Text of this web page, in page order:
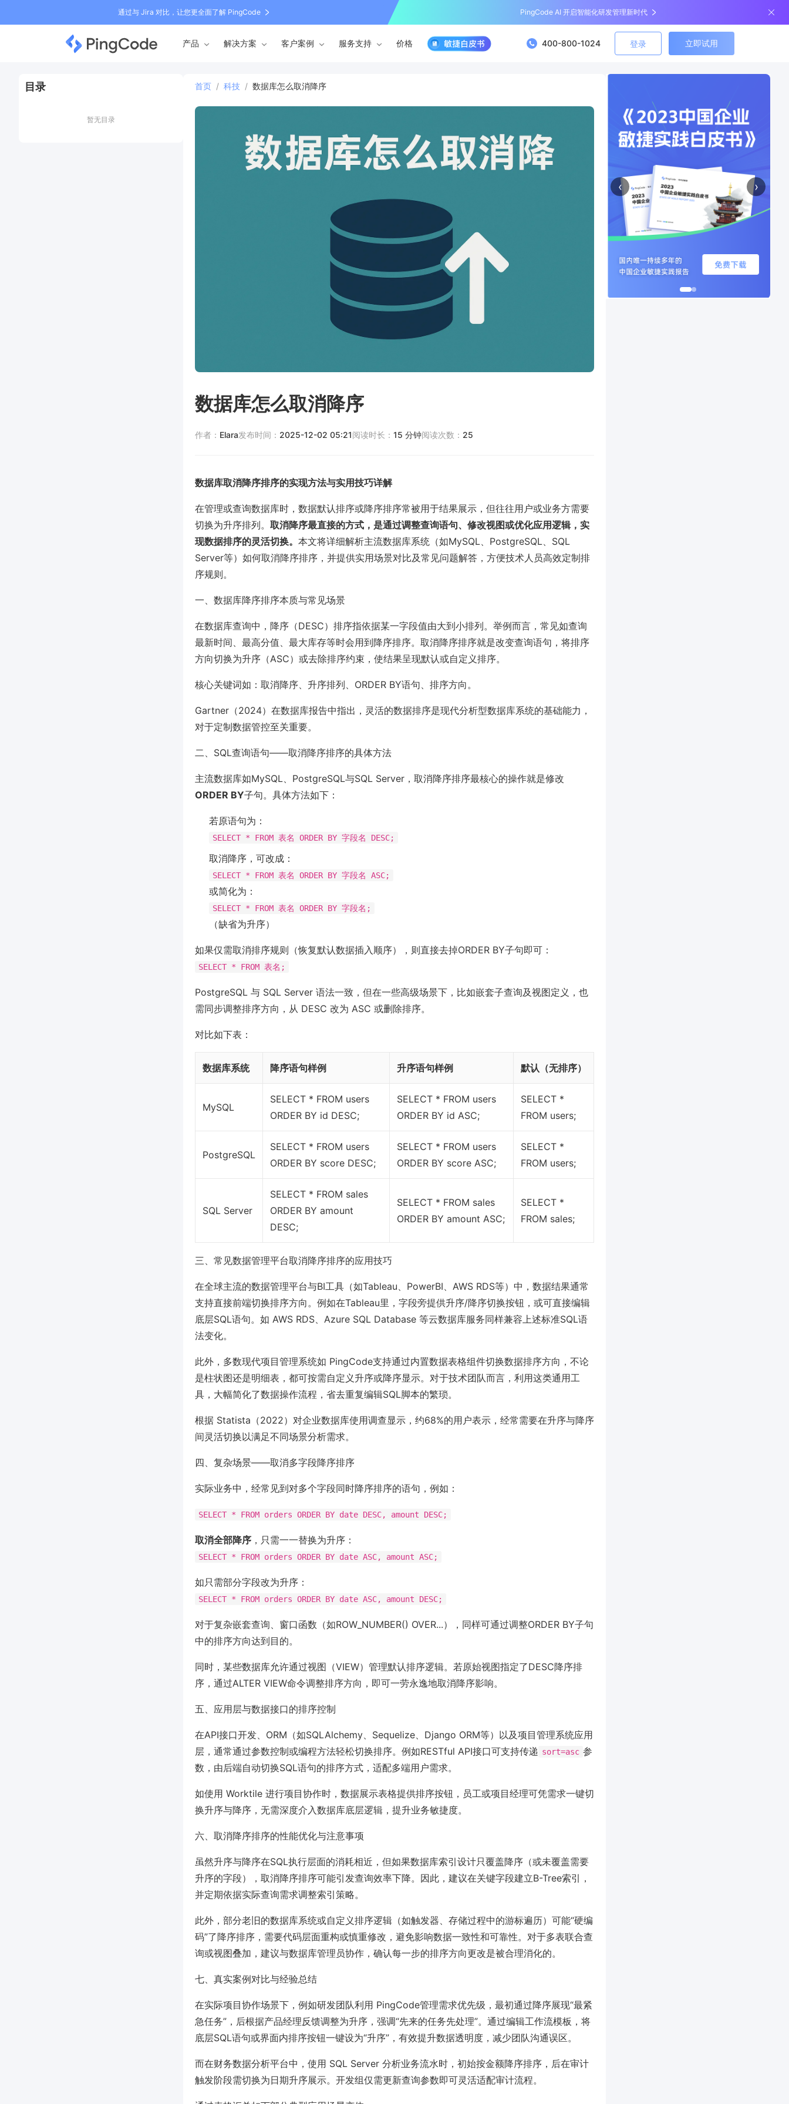
通过与 Jira 对比，让您更全面了解 PingCode PingCode AI 开启智能化研发管理新时代
产品 解决方案 客户案例 服务支持 价格 400-800-1024 登录 立即试用
目录
暂无目录
首页 / 科技 / 数据库怎么取消降序
数据库怎么取消降序
作者： Elara发布时间： 2025-12-02 05:21阅读时长： 15 分钟阅读次数： 25
数据库取消降序排序的实现方法与实用技巧详解
在管理或查询数据库时，数据默认排序或降序排序常被用于结果展示，但往往用户或业务方需要
切换为升序排列。 取消降序最直接的方式，是通过调整查询语句、修改视图或优化应用逻辑，实
现数据排序的灵活切换。 本文将详细解析主流数据库系统（如MySQL、PostgreSQL、SQL
Server等）如何取消降序排序，并提供实用场景对比及常见问题解答，方便技术人员高效定制排
序规则。
一、数据库降序排序本质与常见场景
在数据库查询中，降序（DESC）排序指依据某一字段值由大到小排列。举例而言，常见如查询
最新时间、最高分值、最大库存等时会用到降序排序。取消降序排序就是改变查询语句，将排序
方向切换为升序（ASC）或去除排序约束，使结果呈现默认或自定义排序。
核心关键词如：取消降序、升序排列、ORDER BY语句、排序方向。
Gartner（2024）在数据库报告中指出，灵活的数据排序是现代分析型数据库系统的基础能力，
对于定制数据管控至关重要。
二、SQL查询语句——取消降序排序的具体方法
主流数据库如MySQL、PostgreSQL与SQL Server，取消降序排序最核心的操作就是修改
ORDER BY子句。具体方法如下：
若原语句为：
SELECT * FROM 表名 ORDER BY 字段名 DESC;
取消降序，可改成：
SELECT * FROM 表名 ORDER BY 字段名 ASC;
或简化为：
SELECT * FROM 表名 ORDER BY 字段名;
（缺省为升序）
如果仅需取消排序规则（恢复默认数据插入顺序），则直接去掉ORDER BY子句即可：
SELECT * FROM 表名;
PostgreSQL 与 SQL Server 语法一致，但在一些高级场景下，比如嵌套子查询及视图定义，也
需同步调整排序方向，从 DESC 改为 ASC 或删除排序。
对比如下表：
数据库系统 降序语句样例 升序语句样例 默认（无排序）
MySQL
SELECT * FROM users
ORDER BY id DESC;
SELECT * FROM users
ORDER BY id ASC;
SELECT *
FROM users;
PostgreSQL
SELECT * FROM users
ORDER BY score DESC;
SELECT * FROM users
ORDER BY score ASC;
SELECT *
FROM users;
SQL Server
SELECT * FROM sales
ORDER BY amount
DESC;
SELECT * FROM sales
ORDER BY amount ASC;
SELECT *
FROM sales;
三、常见数据管理平台取消降序排序的应用技巧
在全球主流的数据管理平台与BI工具（如Tableau、PowerBI、AWS RDS等）中，数据结果通常
支持直接前端切换排序方向。例如在Tableau里，字段旁提供升序/降序切换按钮，或可直接编辑
底层SQL语句。如 AWS RDS、Azure SQL Database 等云数据库服务同样兼容上述标准SQL语
法变化。
此外，多数现代项目管理系统如 PingCode支持通过内置数据表格组件切换数据排序方向，不论
是柱状图还是明细表，都可按需自定义升序或降序显示。对于技术团队而言，利用这类通用工
具，大幅简化了数据操作流程，省去重复编辑SQL脚本的繁琐。
根据 Statista（2022）对企业数据库使用调查显示，约68%的用户表示，经常需要在升序与降序
间灵活切换以满足不同场景分析需求。
四、复杂场景——取消多字段降序排序
实际业务中，经常见到对多个字段同时降序排序的语句，例如：
SELECT * FROM orders ORDER BY date DESC, amount DESC;
取消全部降序 ，只需一一替换为升序：
SELECT * FROM orders ORDER BY date ASC, amount ASC;
如只需部分字段改为升序：
SELECT * FROM orders ORDER BY date ASC, amount DESC;
对于复杂嵌套查询、窗口函数（如ROW_NUMBER() OVER...），同样可通过调整ORDER BY子句
中的排序方向达到目的。
同时，某些数据库允许通过视图（VIEW）管理默认排序逻辑。若原始视图指定了DESC降序排
序，通过ALTER VIEW命令调整排序方向，即可一劳永逸地取消降序影响。
五、应用层与数据接口的排序控制
在API接口开发、ORM（如SQLAlchemy、Sequelize、Django ORM等）以及项目管理系统应用
层，通常通过参数控制或编程方法轻松切换排序。例如RESTful API接口可支持传递 sort=asc 参
数，由后端自动切换SQL语句的排序方式，适配多端用户需求。
如使用 Worktile 进行项目协作时，数据展示表格提供排序按钮，员工或项目经理可凭需求一键切
换升序与降序，无需深度介入数据库底层逻辑，提升业务敏捷度。
六、取消降序排序的性能优化与注意事项
虽然升序与降序在SQL执行层面的消耗相近，但如果数据库索引设计只覆盖降序（或未覆盖需要
升序的字段），取消降序排序可能引发查询效率下降。因此，建议在关键字段建立B-Tree索引，
并定期依据实际查询需求调整索引策略。
此外，部分老旧的数据库系统或自定义排序逻辑（如触发器、存储过程中的游标遍历）可能“硬编
码”了降序排序，需要代码层面重构或慎重修改，避免影响数据一致性和可靠性。对于多表联合查
询或视图叠加，建议与数据库管理员协作，确认每一步的排序方向更改是被合理消化的。
七、真实案例对比与经验总结
在实际项目协作场景下，例如研发团队利用 PingCode管理需求优先级，最初通过降序展现“最紧
急任务”，后根据产品经理反馈调整为升序，强调“先来的任务先处理”。通过编辑工作流模板，将
底层SQL语句或界面内排序按钮一键设为“升序”，有效提升数据透明度，减少团队沟通误区。
而在财务数据分析平台中，使用 SQL Server 分析业务流水时，初始按金额降序排序，后在审计
触发阶段需切换为日期升序展示。开发组仅需更新查询参数即可灵活适配审计流程。
‹ ›